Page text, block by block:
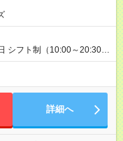
シフト制（10:00～20:30の
原則なし！ ＜シフト
～20:00（実働6時間）
は在宅可能です。
詳細へ